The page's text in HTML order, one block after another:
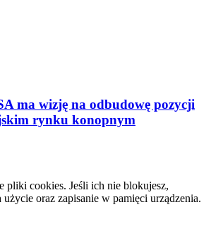
ma wizję na odbudowę pozycji
rynku konopnym
pliki cookies. Jeśli ich nie blokujesz,
oraz zapisanie w pamięci urządzenia.